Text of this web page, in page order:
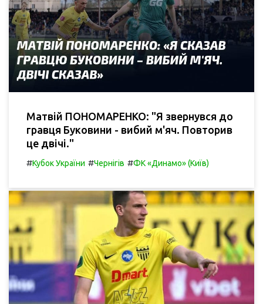
Матвій ПОНОМАРЕНКО: "Я звернувся до
гравця Буковини - вибий м'яч. Повторив
це двічі."
#Кубок України #Чернігів #ФК «Динамо» (Київ)